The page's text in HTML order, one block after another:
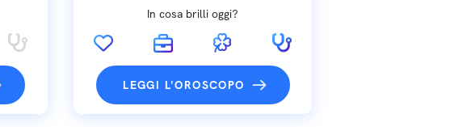
In cosa brilli oggi?
LEGGI L'OROSCOPO